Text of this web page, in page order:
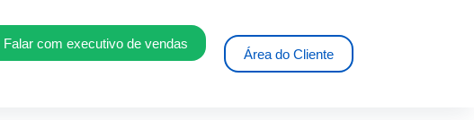
Falar com executivo de vendas
Área do Cliente